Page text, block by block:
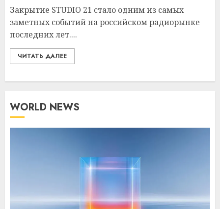
Закрытие STUDIO 21 стало одним из самых
заметных событий на российском радиорынке
последних лет....
ЧИТАТЬ ДАЛЕЕ
WORLD NEWS